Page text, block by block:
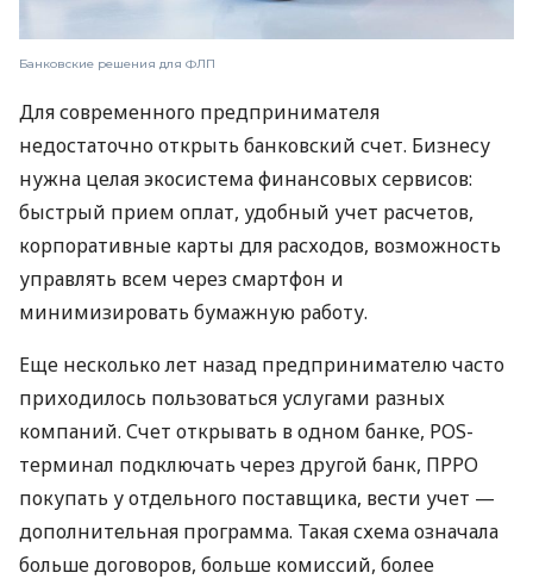
Банковские решения для ФЛП
Для современного предпринимателя
недостаточно открыть банковский счет. Бизнесу
нужна целая экосистема финансовых сервисов:
быстрый прием оплат, удобный учет расчетов,
корпоративные карты для расходов, возможность
управлять всем через смартфон и
минимизировать бумажную работу.
Еще несколько лет назад предпринимателю часто
приходилось пользоваться услугами разных
компаний. Счет открывать в одном банке, POS-
терминал подключать через другой банк, ПРРО
покупать у отдельного поставщика, вести учет —
дополнительная программа. Такая схема означала
больше договоров, больше комиссий, более